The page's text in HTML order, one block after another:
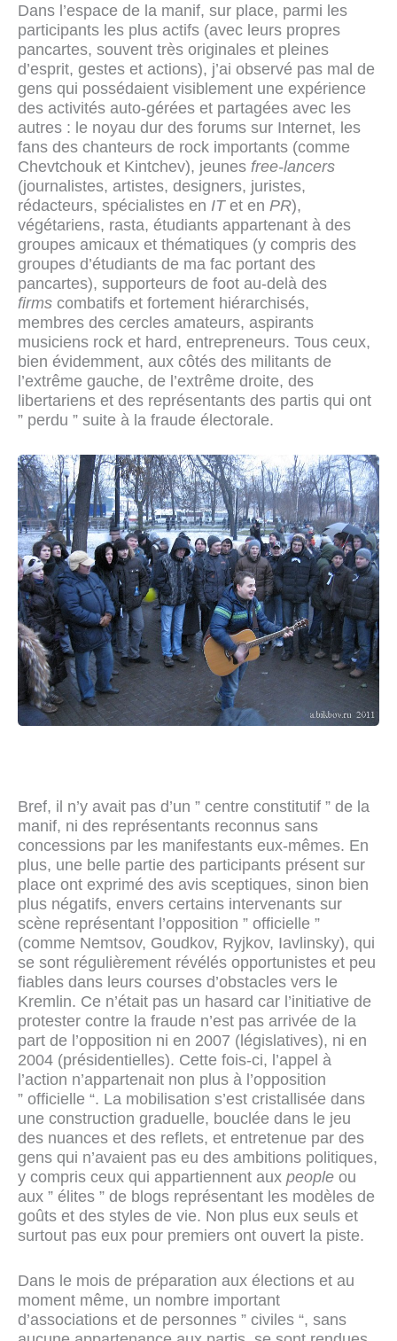
Dans l’espace de la manif, sur place, parmi les
participants les plus actifs (avec leurs propres
pancartes, souvent très originales et pleines
d’esprit, gestes et actions), j’ai observé pas mal de
gens qui possédaient visiblement une expérience
des activités auto-gérées et partagées avec les
autres : le noyau dur des forums sur Internet, les
fans des chanteurs de rock importants (comme
Chevtchouk et Kintchev), jeunes free-lancers
(journalistes, artistes, designers, juristes,
rédacteurs, spécialistes en ITet en PR),
végétariens, rasta, étudiants appartenant à des
groupes amicaux et thématiques (y compris des
groupes d’étudiants de ma fac portant des
pancartes), supporteurs de foot au-delà des
firms combatifs et fortement hiérarchisés,
membres des cercles amateurs, aspirants
musiciens rock et hard, entrepreneurs. Tous ceux,
bien évidemment, aux côtés des militants de
l’extrême gauche, de l’extrême droite, des
libertariens et des représentants des partis qui ont
” perdu ” suite à la fraude électorale.
Bref, il n’y avait pas d’un ” centre constitutif ” de la
manif, ni des représentants reconnus sans
concessions par les manifestants eux-mêmes. En
plus, une belle partie des participants présent sur
place ont exprimé des avis sceptiques, sinon bien
plus négatifs, envers certains intervenants sur
scène représentant l’opposition ” officielle ”
(comme Nemtsov, Goudkov, Ryjkov, Iavlinsky), qui
se sont régulièrement révélés opportunistes et peu
fiables dans leurs courses d’obstacles vers le
Kremlin. Ce n’était pas un hasard car l’initiative de
protester contre la fraude n’est pas arrivée de la
part de l’opposition ni en 2007 (législatives), ni en
2004 (présidentielles). Cette fois-ci, l’appel à
l’action n’appartenait non plus à l’opposition
” officielle “. La mobilisation s’est cristallisée dans
une construction graduelle, bouclée dans le jeu
des nuances et des reflets, et entretenue par des
gens qui n’avaient pas eu des ambitions politiques,
y compris ceux qui appartiennent aux people ou
aux ” élites ” de blogs représentant les modèles de
goûts et des styles de vie. Non plus eux seuls et
surtout pas eux pour premiers ont ouvert la piste.
Dans le mois de préparation aux élections et au
moment même, un nombre important
d’associations et de personnes ” civiles “, sans